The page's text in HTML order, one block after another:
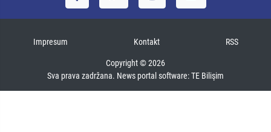
Impresum Kontakt RSS
Copyright © 2026
Sva prava zadržana. News portal software:TE Bilişim